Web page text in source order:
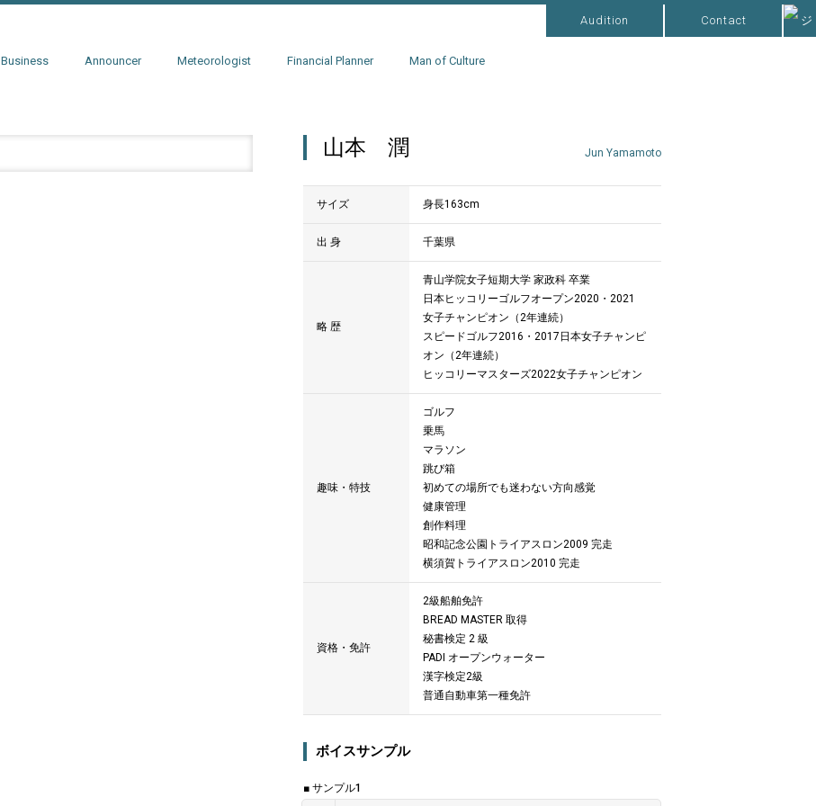
Business Announcer Meteorologist Financial Planner Man of Culture
Audition Contact
山本 潤 Jun Yamamoto
サイズ 身長163cm
出 身 千葉県
略 歴
青山学院女子短期大学 家政科 卒業
日本ヒッコリーゴルフオープン2020・2021
女子チャンピオン（2年連続）
スピードゴルフ2016・2017日本女子チャンピ
オン（2年連続）
ヒッコリーマスターズ2022女子チャンピオン
趣味・特技
ゴルフ
乗馬
マラソン
跳び箱
初めての場所でも迷わない方向感覚
健康管理
創作料理
昭和記念公園トライアスロン2009 完走
横須賀トライアスロン2010 完走
資格・免許
2級船舶免許
BREAD MASTER 取得
秘書検定 2 級
PADI オープンウォーター
漢字検定2級
普通自動車第一種免許
ボイスサンプル
■ サンプル1